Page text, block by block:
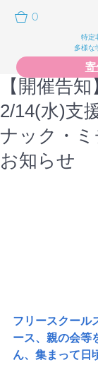
0
特定
多様な
【開催告
2/14(水)支
ナック・
お知らせ
フリースクール
ース、親の会等
ん、集まって日